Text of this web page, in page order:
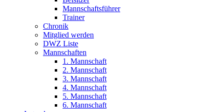
Mannschaftsführer
Trainer
Chronik
Mitglied werden
DWZ Liste
Mannschaften
1. Mannschaft
2. Mannschaft
3. Mannschaft
4. Mannschaft
5. Mannschaft
6. Mannschaft